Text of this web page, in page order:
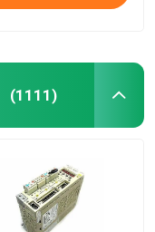
(1111)